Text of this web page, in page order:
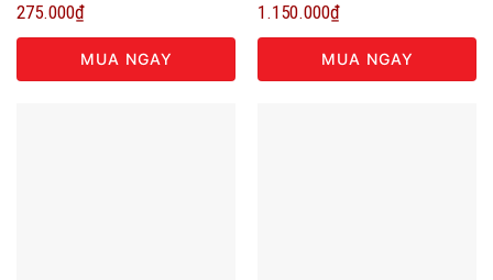
275.000₫
MUA NGAY
1.150.000₫
MUA NGAY